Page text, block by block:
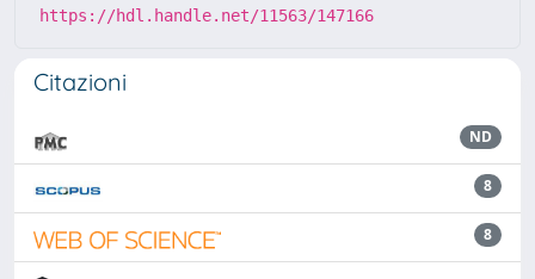
https://hdl.handle.net/11563/147166
Citazioni
ND
8
8